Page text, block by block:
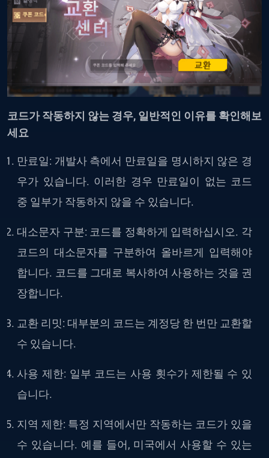
코드가 작동하지 않는 경우, 일반적인 이유를 확인해보
세요
만료일: 개발사 측에서 만료일을 명시하지 않은 경
우가 있습니다. 이러한 경우 만료일이 없는 코드
중 일부가 작동하지 않을 수 있습니다.
대소문자 구분: 코드를 정확하게 입력하십시오. 각
코드의 대소문자를 구분하여 올바르게 입력해야
합니다. 코드를 그대로 복사하여 사용하는 것을 권
장합니다.
교환 리밋: 대부분의 코드는 계정당 한 번만 교환할
수 있습니다.
사용 제한: 일부 코드는 사용 횟수가 제한될 수 있
습니다.
지역 제한: 특정 지역에서만 작동하는 코드가 있을
수 있습니다. 예를 들어, 미국에서 사용할 수 있는